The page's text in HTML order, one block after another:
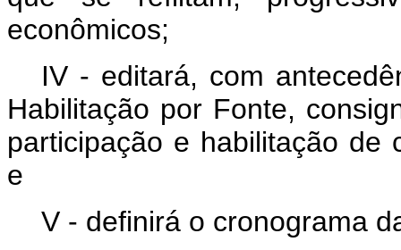
econômicos;
IV - editará, com
Habilitação por Fonte,
participação e habilitação de
e
V - definirá o cronograma